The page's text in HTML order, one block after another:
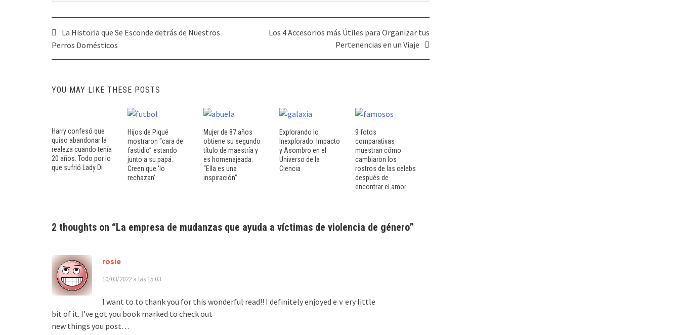
Post
navigation
La Historia que Se Esconde detrás de Nuestros
Perros Domésticos
Los 4 Accesorios más Útiles para Organizar tus
Pertenencias en un Viaje
YOU MAY LIKE THESE POSTS
Harry confesó que
quiso abandonar la
realeza cuando tenía
20 años. Todo por lo
que sufrió Lady Di
Hijos de Piqué
mostraron “cara de
fastidio” estando
junto a su papá.
Creen que ‘lo
rechazan’
Mujer de 87 años
obtiene su segundo
título de maestría y
es homenajeada:
“Ella es una
inspiración”
Explorando lo
Inexplorado: Impacto
y Asombro en el
Universo de la
Ciencia
9 fotos
comparativas
muestran cómo
cambiaron los
rostros de las celebs
después de
encontrar el amor
2 thoughts on “La empresa de mudanzas que ayuda a víctimas de violencia de género”
rosie
10/03/2022 a las 15:03
І want to to thank you for this wonderful read!! I definitely enjoyed eｖery little
bit of it. I’ve got you book marked to check out
new things you post…